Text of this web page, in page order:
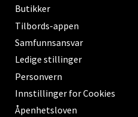
Butikker
Tilbords-appen
Samfunnsansvar
Ledige stillinger
Personvern
Innstillinger for Cookies
Åpenhetsloven